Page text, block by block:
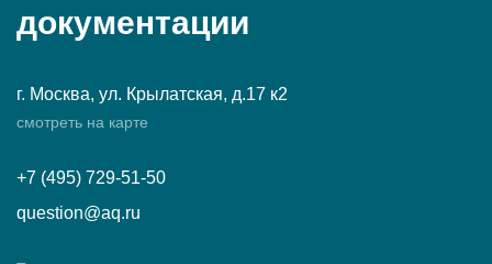
документации
г. Москва, ул. Крылатская, д.17 к2
смотреть на карте
+7 (495) 729-51-50
question@aq.ru